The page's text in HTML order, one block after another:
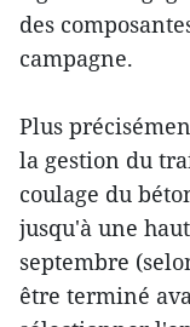
des
campagne.
Plus
la gestion du
coulage du
jusqu'à une
septembre
être terminé